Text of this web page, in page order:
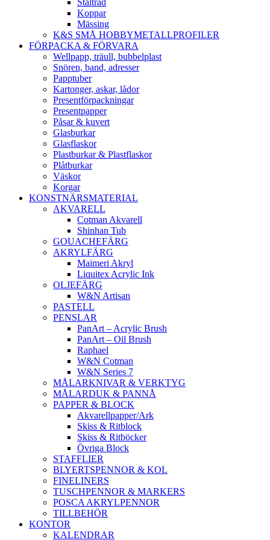
Koppar
Mässing
K&S SMÅ HOBBYMETALLPROFILER
FÖRPACKA & FÖRVARA
Wellpapp, träull, bubbelplast
Snören, band, adresser
Papptuber
Kartonger, askar, lådor
Presentförpackningar
Presentpapper
Påsar & kuvert
Glasburkar
Glasflaskor
Plastburkar & Plastflaskor
Plåtburkar
Väskor
Korgar
KONSTNÄRSMATERIAL
AKVARELL
Cotman Akvarell
Shinhan Tub
GOUACHEFÄRG
AKRYLFÄRG
Maimeri Akryl
Liquitex Acrylic Ink
OLJEFÄRG
W&N Artisan
PASTELL
PENSLAR
PanArt – Acrylic Brush
PanArt – Oil Brush
Raphael
W&N Cotman
W&N Series 7
MÅLARKNIVAR & VERKTYG
MÅLARDUK & PANNÅ
PAPPER & BLOCK
Akvarellpapper/Ark
Skiss & Ritblock
Skiss & Ritböcker
Övriga Block
STAFFLIER
BLYERTSPENNOR & KOL
FINELINERS
TUSCHPENNOR & MARKERS
POSCA AKRYLPENNOR
TILLBEHÖR
KONTOR
KALENDRAR